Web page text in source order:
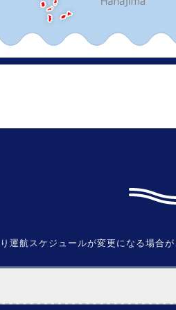
航スケジュールが変更になる場合が